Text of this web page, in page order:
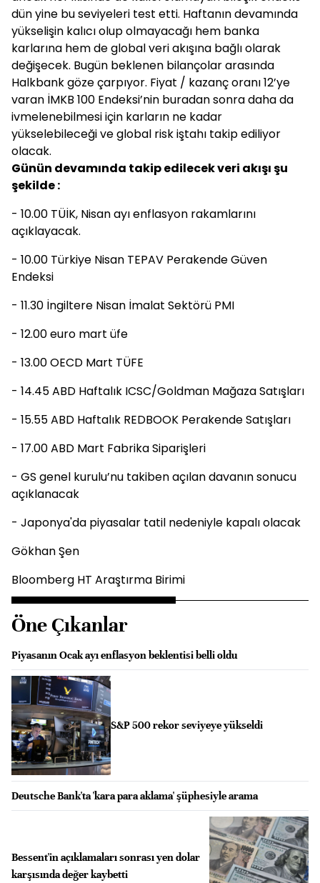
dün yine bu seviyeleri test etti. Haftanın devamında
yükselişin kalıcı olup olmayacağı hem banka
karlarına hem de global veri akışına bağlı olarak
değişecek. Bugün beklenen bilançolar arasında
Halkbank göze çarpıyor. Fiyat / kazanç oranı 12’ye
varan İMKB 100 Endeksi’nin buradan sonra daha da
ivmelenebilmesi için karların ne kadar
yükselebileceği ve global risk iştahı takip ediliyor
olacak.
Günün devamında takip edilecek veri akışı şu
şekilde :
- 10.00 TÜİK, Nisan ayı enflasyon rakamlarını
açıklayacak.
- 10.00 Türkiye Nisan TEPAV Perakende Güven
Endeksi
- 11.30 İngiltere Nisan İmalat Sektörü PMI
- 12.00 euro mart üfe
- 13.00 OECD Mart TÜFE
- 14.45 ABD Haftalık ICSC/Goldman Mağaza Satışları
- 15.55 ABD Haftalık REDBOOK Perakende Satışları
- 17.00 ABD Mart Fabrika Siparişleri
- GS genel kurulu’nu takiben açılan davanın sonucu
açıklanacak
- Japonya'da piyasalar tatil nedeniyle kapalı olacak
Gökhan Şen
Bloomberg HT Araştırma Birimi
Öne Çıkanlar
Piyasanın Ocak ayı enflasyon beklentisi belli oldu
S&P 500 rekor seviyeye yükseldi
Deutsche Bank'ta 'kara para aklama' şüphesiyle arama
Bessent'in açıklamaları sonrası yen dolar
karşısında değer kaybetti